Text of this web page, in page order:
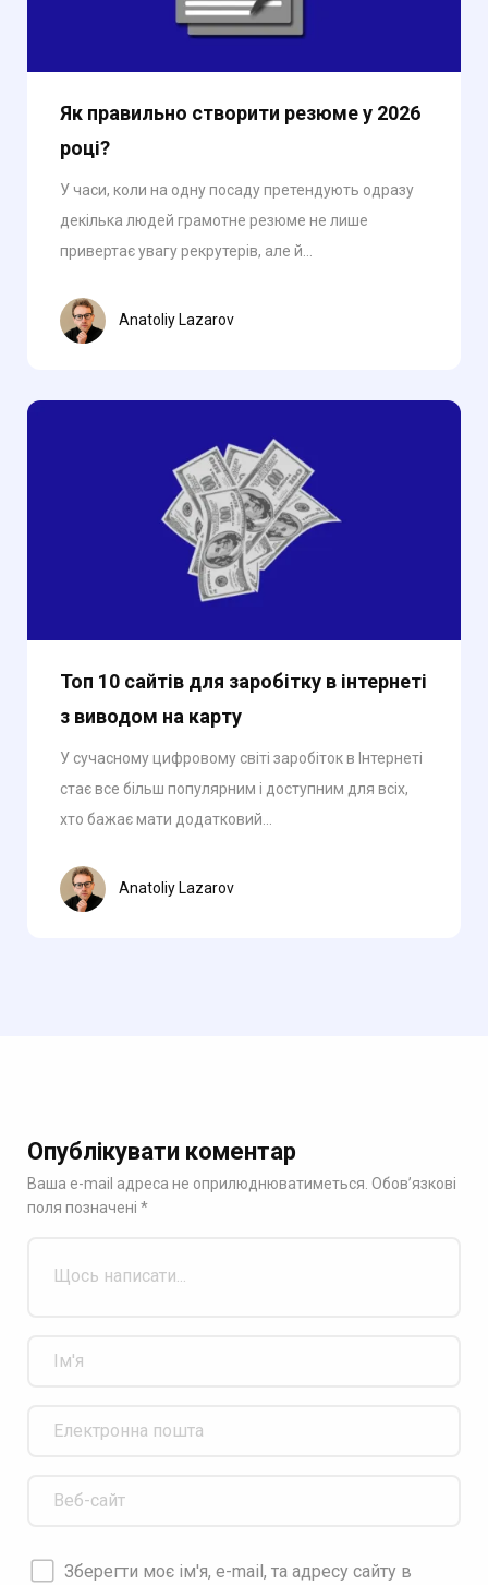
Як правильно створити резюме у 2026
році?
У часи, коли на одну посаду претендують одразу
декілька людей грамотне резюме не лише
привертає увагу рекрутерів, але й...
Anatoliy Lazarov
Топ 10 сайтів для заробітку в інтернеті
з виводом на карту
У сучасному цифровому світі заробіток в Інтернеті
стає все більш популярним і доступним для всіх,
хто бажає мати додатковий...
Anatoliy Lazarov
Опублікувати коментар
Ваша e-mail адреса не оприлюднюватиметься. Обов’язкові
поля позначені *
Зберегти моє ім'я, e-mail, та адресу сайту в